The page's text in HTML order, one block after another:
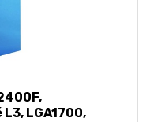
LGA1700,